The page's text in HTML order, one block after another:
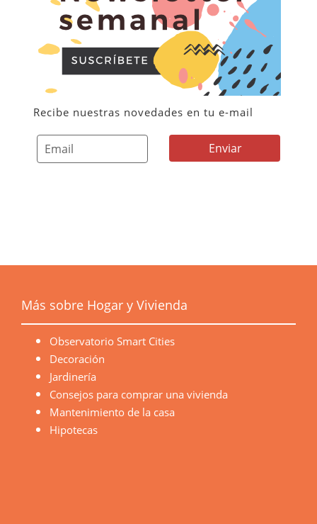
Recibe nuestras novedades en tu e-mail
Más sobre Hogar y Vivienda
Observatorio Smart Cities
Decoración
Jardinería
Consejos para comprar una vivienda
Mantenimiento de la casa
Hipotecas